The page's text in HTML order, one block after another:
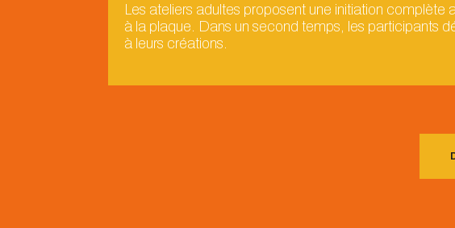
Les ateliers adultes proposent une initiation
à la plaque. Dans un second temps, les participants
à leurs créations.